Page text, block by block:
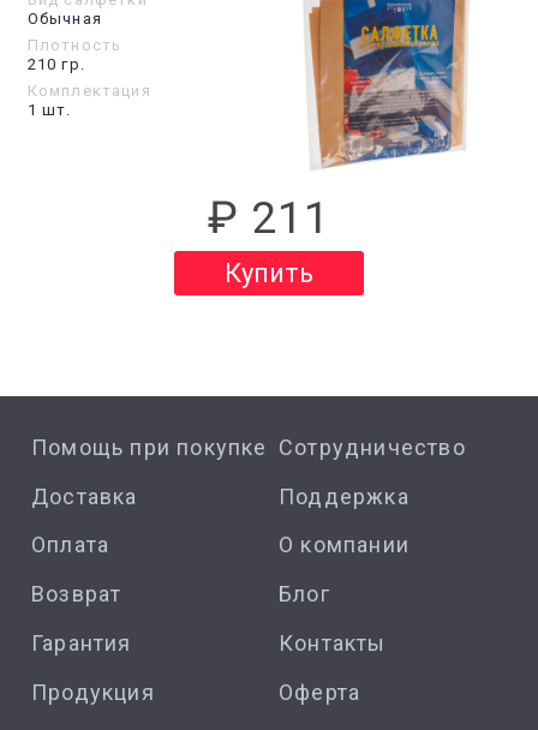
Обычная
Плотность
210 гр.
Комплектация
1 шт.
₽ 211
Купить
Помощь при покупке
Доставка
Оплата
Возврат
Гарантия
Продукция
Сотрудничество
Поддержка
О компании
Блог
Контакты
Оферта